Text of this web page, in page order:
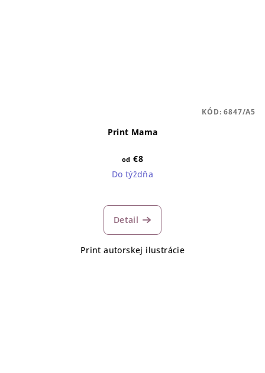
Print Mama
od €8
Do týždňa
Detail
Print autorskej ilustrácie
KÓD:6847/A5